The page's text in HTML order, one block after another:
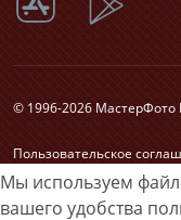
Мы используем
вашего удобства
© 1996-2026
Пользовательское
Согласие на обработку
Карта сайта